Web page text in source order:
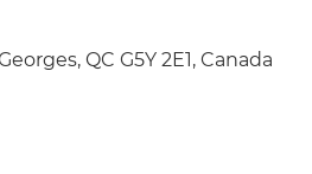
QC G5Y 2E1, Canada